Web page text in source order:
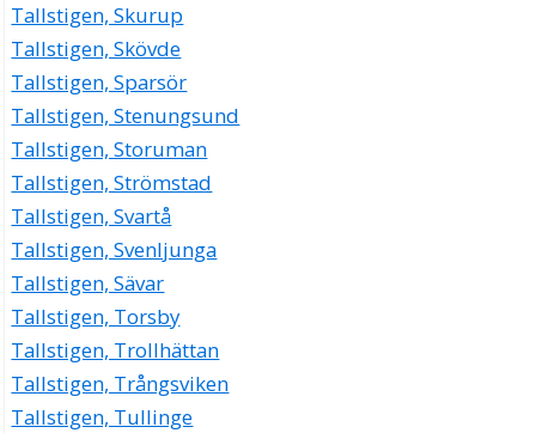
Tallstigen, Skurup
Tallstigen, Skövde
Tallstigen, Sparsör
Tallstigen, Stenungsund
Tallstigen, Storuman
Tallstigen, Strömstad
Tallstigen, Svartå
Tallstigen, Svenljunga
Tallstigen, Sävar
Tallstigen, Torsby
Tallstigen, Trollhättan
Tallstigen, Trångsviken
Tallstigen, Tullinge